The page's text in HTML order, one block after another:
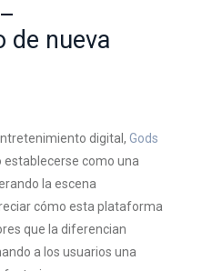
de nueva
digital, Gods
establecerse como una
la escena
cómo esta plataforma
que la diferencian
a los usuarios una